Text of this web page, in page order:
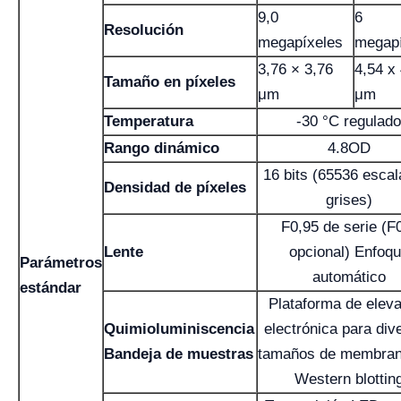
Parámetros
estándar
Resolución
9,0
megapíxeles
6
Tamaño en píxeles
3,76 × 3,76
μm
4,54 x
μm
Temperatura
-30 °C regulado
Rango dinámico
4.8OD
Densidad de píxeles
16 bits (65536
grises)
Lente
F0,95 de serie
opcional)
automático
Quimioluminiscencia
Bandeja de muestras
Plataforma de
electrónica para
tamaños de
Western